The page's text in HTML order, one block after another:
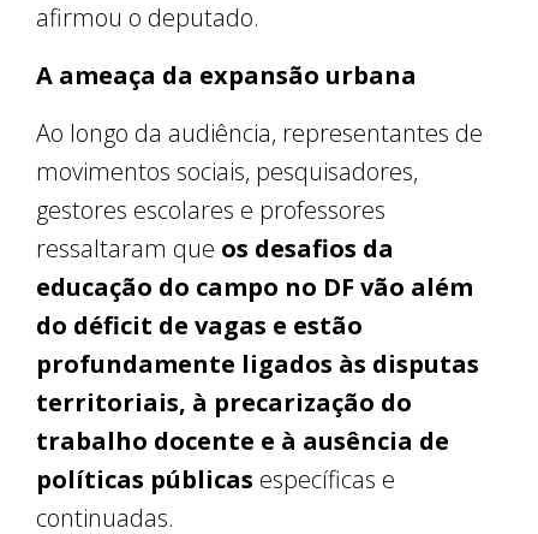
afirmou o deputado.
A ameaça da expansão urbana
Ao longo da audiência, representantes de
movimentos sociais, pesquisadores,
gestores escolares e professores
ressaltaram que os desafios da
educação do campo no DF vão além
do déficit de vagas e estão
profundamente ligados às disputas
territoriais, à precarização do
trabalho docente e à ausência de
políticas públicas específicas e
continuadas.